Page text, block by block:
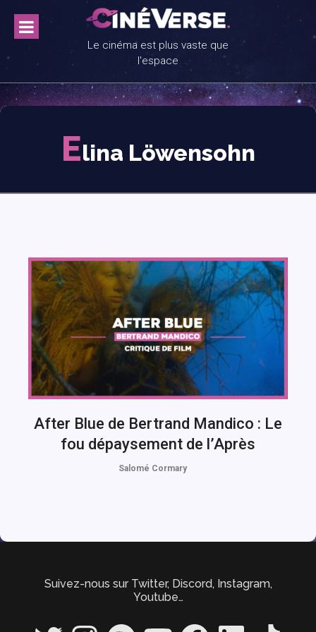
content
Le cinéma est plus vaste que
l'espace
Elina Löwensohn
After Blue de Bertrand Mandico : Le
fou dépaysement de l’Après
Salomé Cormary
Suivez-nous sur Twitter, Discord, Instagram,
Youtube…
Twitter InstagramSpotify YouTube FacebookLinkedIn TikTok